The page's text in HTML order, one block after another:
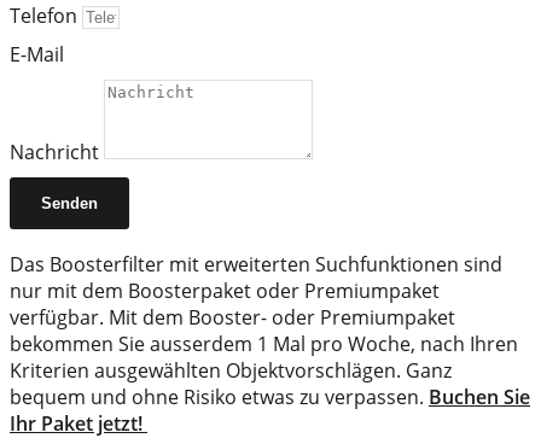
Telefon
E-Mail
Nachricht
Senden
Das Boosterfilter mit erweiterten Suchfunktionen sind
nur mit dem Boosterpaket oder Premiumpaket
verfügbar. Mit dem Booster- oder Premiumpaket
bekommen Sie ausserdem 1 Mal pro Woche, nach Ihren
Kriterien ausgewählten Objektvorschlägen. Ganz
bequem und ohne Risiko etwas zu verpassen. Buchen Sie
Ihr Paket jetzt!